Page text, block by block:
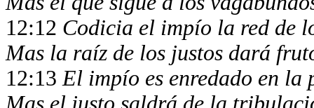
12:12 Codicia el impío la red de
Mas la raíz de los justos dará
12:13El impío es enredado en